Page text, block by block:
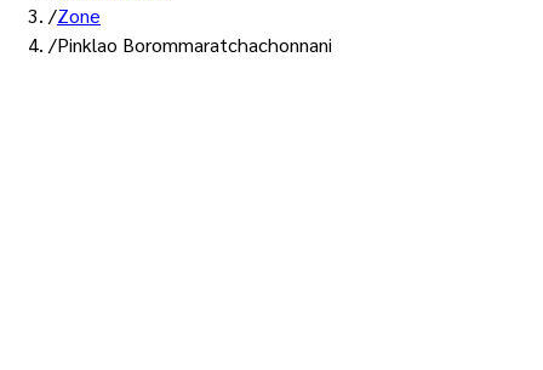
/Zone
/Pinklao Borommaratchachonnani